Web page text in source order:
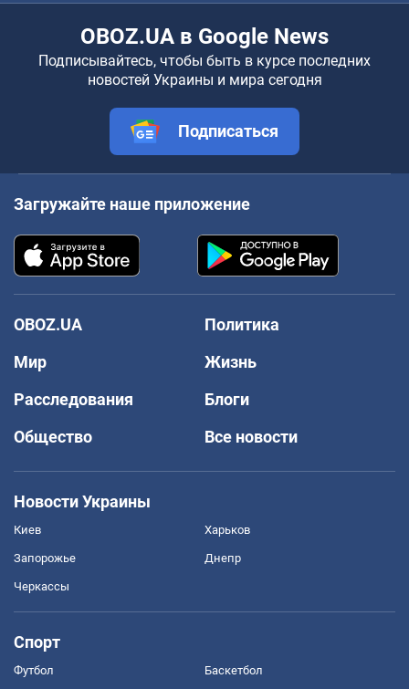
OBOZ.UA в Google News
Подписывайтесь, чтобы быть в курсе последних
новостей Украины и мира сегодня
Подписаться
Загружайте наше приложение
OBOZ.UA
Политика
Мир
Жизнь
Расследования
Блоги
Общество
Все новости
Новости Украины
Киев Харьков
Запорожье Днепр
Черкассы
Спорт
Футбол Баскетбол